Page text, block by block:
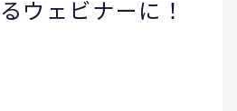
ウェビナーに！